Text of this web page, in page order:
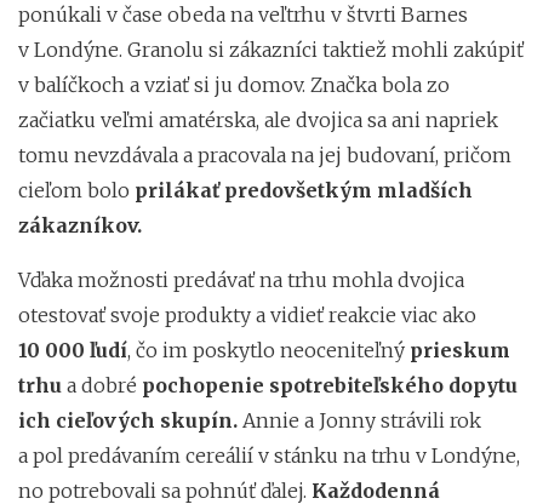
ponúkali v čase obeda na veľtrhu v štvrti Barnes
v Londýne. Granolu si zákazníci taktiež mohli zakúpiť
v balíčkoch a vziať si ju domov. Značka bola zo
začiatku veľmi amatérska, ale dvojica sa ani napriek
tomu nevzdávala a pracovala na jej budovaní, pričom
cieľom bolo prilákať predovšetkým mladších
zákazníkov.
Vďaka možnosti predávať na trhu mohla dvojica
otestovať svoje produkty a vidieť reakcie viac ako
10 000 ľudí, čo im poskytlo neoceniteľný prieskum
trhu a dobré pochopenie spotrebiteľského dopytu
ich cieľových skupín. Annie a Jonny strávili rok
a pol predávaním cereálií v stánku na trhu v Londýne,
no potrebovali sa pohnúť ďalej. Každodenná